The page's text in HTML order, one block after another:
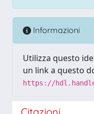
Informazioni
Utilizza questo
un link a questo
https://